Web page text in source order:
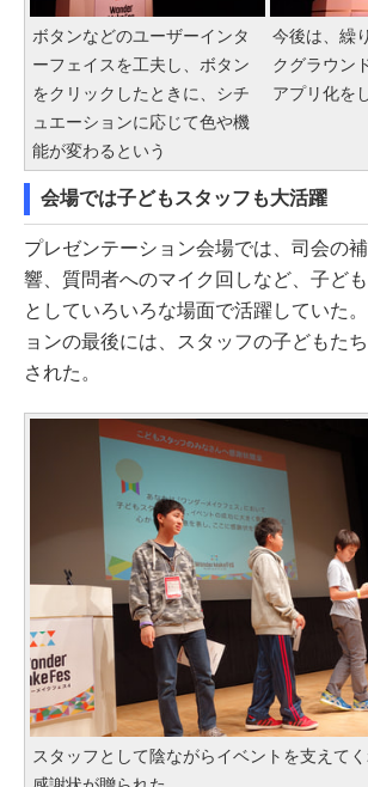
ボタンなどのユーザーインタ
ーフェイスを工夫し、ボタン
をクリックしたときに、シチ
ュエーションに応じて色や機
能が変わるという
今後は、繰
クグラウン
アプリ化を
会場では子どもスタッフも大活躍
プレゼンテーション会場では、司会の
響、質問者へのマイク回しなど、子ど
としていろいろな場面で活躍していた
ョンの最後には、スタッフの子どもた
された。
スタッフとして陰ながらイベントを支えて